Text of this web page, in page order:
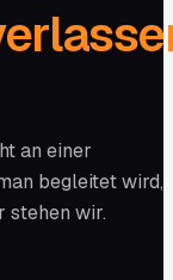
an einer
begleitet wird,
stehen wir.